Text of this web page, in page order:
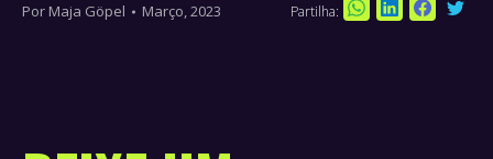
Por Maja Göpel Março, 2023 Partilha:
ShareShareShare